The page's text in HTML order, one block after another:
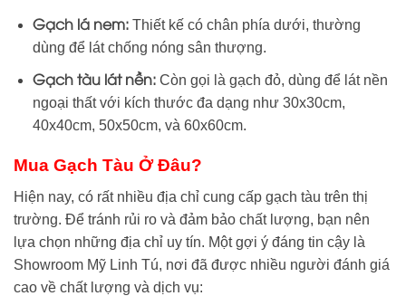
Gạch lá nem:Thiết kế có chân phía dưới, thường
dùng để lát chống nóng sân thượng.
Gạch tàu lát nền:Còn gọi là gạch đỏ, dùng để lát nền
ngoại thất với kích thước đa dạng như 30x30cm,
40x40cm, 50x50cm, và 60x60cm.
Mua Gạch Tàu Ở Đâu?
Hiện nay, có rất nhiều địa chỉ cung cấp gạch tàu trên thị
trường. Để tránh rủi ro và đảm bảo chất lượng, bạn nên
lựa chọn những địa chỉ uy tín. Một gợi ý đáng tin cậy là
Showroom Mỹ Linh Tú, nơi đã được nhiều người đánh giá
cao về chất lượng và dịch vụ: